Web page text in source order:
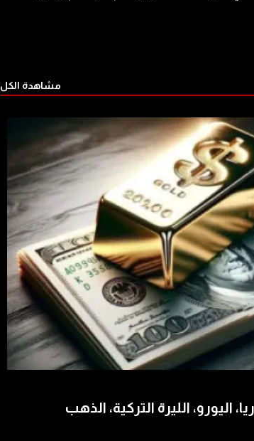
مشاهدة الكل
اليورو، الليرة التركية، الذهب